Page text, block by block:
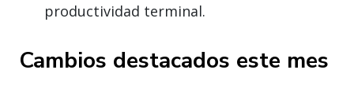
productividad terminal.
Cambios destacados este mes